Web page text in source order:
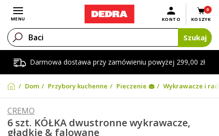
Darmowa dostawa przy zamówieniu powyżej 299,00 zł
Otwórz menu
MENU
0
KOSZYK
KONTO
Szukaj
Dom Przybory kuchenne Pieczenie 🧁 Wykrawacze i
CREMO
6 szt. KÓŁKA dwustronne wykrawacze,
gładkie & falowane